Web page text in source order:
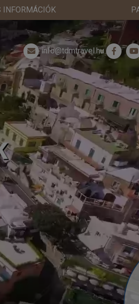
INFORMÁCIÓK
info@tdmtravel.hu